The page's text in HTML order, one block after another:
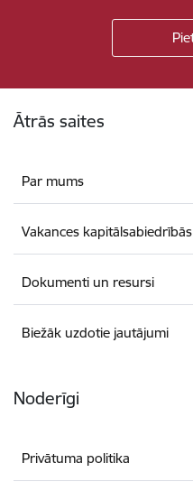
Ātrās saites
Par mums
Vakances kapitālsabiedrībās
Dokumenti un resursi
Biežāk uzdotie jautājumi
Noderīgi
Privātuma politika